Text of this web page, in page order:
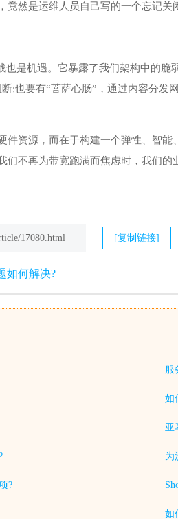
然是运维人员自己写的一个忘记关
也是机遇。它暴露了我们架构中的
;也要有“菩萨心肠”，通过内容分
件资源，而在于构建一个弹性、智
不再为带宽跑满而焦虑时，我们的
17080.html [复制链接]
如何解决?
?
服
如
亚
为
如